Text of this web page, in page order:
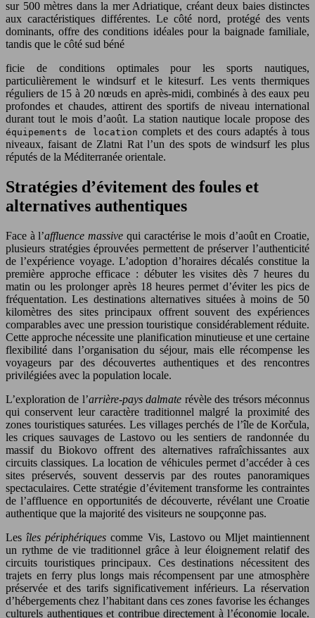
sur 500 mètres dans la mer Adriatique, créant deux baies distinctes
aux caractéristiques différentes. Le côté nord, protégé des vents
dominants, offre des conditions idéales pour la baignade familiale,
tandis que le côté sud béné
ficie de conditions optimales pour les sports nautiques,
particulièrement le windsurf et le kitesurf. Les vents thermiques
réguliers de 15 à 20 nœuds en après-midi, combinés à des eaux peu
profondes et chaudes, attirent des sportifs de niveau international
durant tout le mois d’août. La station nautique locale propose des
équipements de location complets et des cours adaptés à tous
niveaux, faisant de Zlatni Rat l’un des spots de windsurf les plus
réputés de la Méditerranée orientale.
Stratégies d’évitement des foules et
alternatives authentiques
Face à l’affluence massive qui caractérise le mois d’août en Croatie,
plusieurs stratégies éprouvées permettent de préserver l’authenticité
de l’expérience voyage. L’adoption d’horaires décalés constitue la
première approche efficace : débuter les visites dès 7 heures du
matin ou les prolonger après 18 heures permet d’éviter les pics de
fréquentation. Les destinations alternatives situées à moins de 50
kilomètres des sites principaux offrent souvent des expériences
comparables avec une pression touristique considérablement réduite.
Cette approche nécessite une planification minutieuse et une certaine
flexibilité dans l’organisation du séjour, mais elle récompense les
voyageurs par des découvertes authentiques et des rencontres
privilégiées avec la population locale.
L’exploration de l’arrière-pays dalmate révèle des trésors méconnus
qui conservent leur caractère traditionnel malgré la proximité des
zones touristiques saturées. Les villages perchés de l’île de Korčula,
les criques sauvages de Lastovo ou les sentiers de randonnée du
massif du Biokovo offrent des alternatives rafraîchissantes aux
circuits classiques. La location de véhicules permet d’accéder à ces
sites préservés, souvent desservis par des routes panoramiques
spectaculaires. Cette stratégie d’évitement transforme les contraintes
de l’affluence en opportunités de découverte, révélant une Croatie
authentique que la majorité des visiteurs ne soupçonne pas.
Lesîles périphériques comme Vis, Lastovo ou Mljet maintiennent
un rythme de vie traditionnel grâce à leur éloignement relatif des
circuits touristiques principaux. Ces destinations nécessitent des
trajets en ferry plus longs mais récompensent par une atmosphère
préservée et des tarifs significativement inférieurs. La réservation
d’hébergements chez l’habitant dans ces zones favorise les échanges
culturels authentiques et contribue directement à l’économie locale.